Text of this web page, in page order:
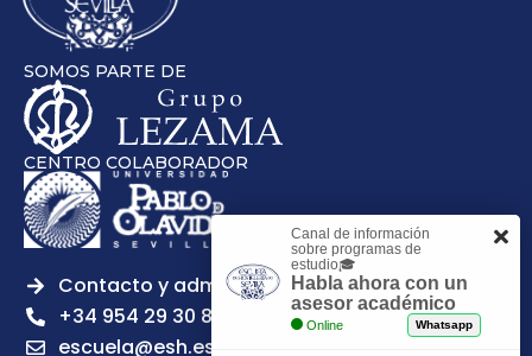
SOMOS PARTE DE
CENTRO COLABORADOR
Contacto y admisiones
+34 954 29 30 81
escuela@esh.es
Canal de información
sobre programas de
estudio🎓
Habla ahora con un
asesor académico
Online Whatsapp